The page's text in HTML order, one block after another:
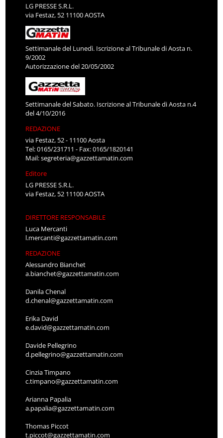
LG PRESSE S.R.L.
via Festaz, 52 11100 AOSTA
Settimanale del Lunedì. Iscrizione al Tribunale di Aosta n.
9/2002
Autorizzazione del 20/05/2002
Settimanale del Sabato. Iscrizione al Tribunale di Aosta n.4
del 4/10/2016
REDAZIONE
via Festaz, 52 - 11100 Aosta
Tel: 0165/231711 - Fax: 0165/1820141
Mail:segreteria@gazzettamatin.com
Editore
LG PRESSE S.R.L.
via Festaz, 52 11100 AOSTA
DIRETTORE RESPONSABILE
Luca Mercanti
l.mercanti@gazzettamatin.com
REDAZIONE
Alessandro Bianchet
a.bianchet@gazzettamatin.com
Danila Chenal
d.chenal@gazzettamatin.com
Erika David
e.david@gazzettamatin.com
Davide Pellegrino
d.pellegrino@gazzettamatin.com
Cinzia Timpano
c.timpano@gazzettamatin.com
Arianna Papalia
a.papalia@gazzettamatin.com
Thomas Piccot
t.piccot@gazzettamatin.com